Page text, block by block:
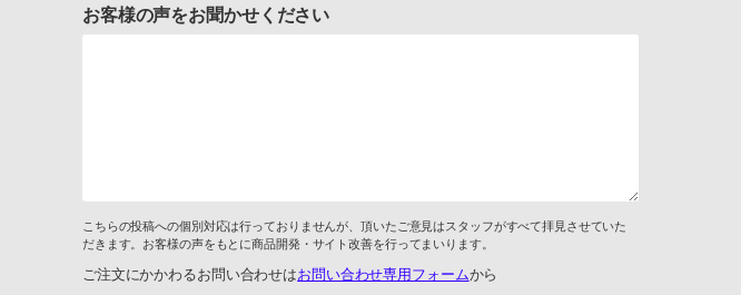
お客様の声をお聞かせください
こちらの投稿への個別対応は行っておりませんが、頂いたご意見はスタッフがすべて拝見させていた
だきます。お客様の声をもとに商品開発・サイト改善を行ってまいります。
ご注文にかかわるお問い合わせはお問い合わせ専用フォームから